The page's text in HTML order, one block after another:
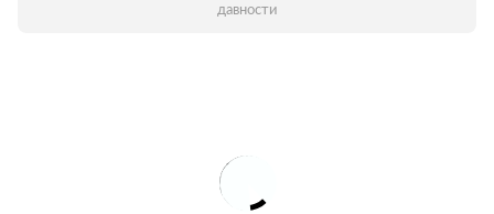
давности